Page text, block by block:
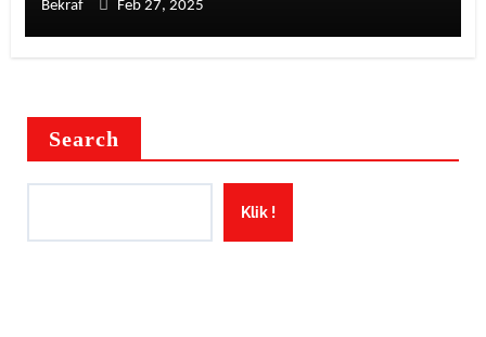
Bekraf Feb 27, 2025
Search
Klik !